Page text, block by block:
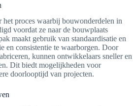
proces waarbij bouwonderdelen in
voordat ze naar de bouwplaats
maakt gebruik van standaardisatie en
en consistentie te waarborgen. Door
kunnen ontwikkelaars sneller en
Dit biedt mogelijkheden voor
doorlooptijd van projecten.